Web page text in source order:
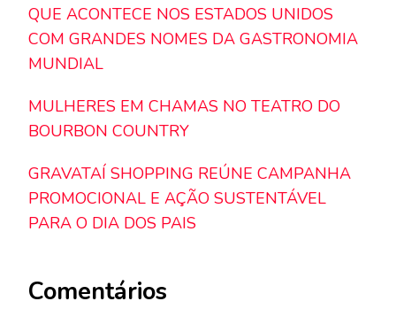
QUE ACONTECE NOS ESTADOS UNIDOS
COM GRANDES NOMES DA GASTRONOMIA
MUNDIAL
MULHERES EM CHAMAS NO TEATRO DO
BOURBON COUNTRY
GRAVATAÍ SHOPPING REÚNE CAMPANHA
PROMOCIONAL E AÇÃO SUSTENTÁVEL
PARA O DIA DOS PAIS
Comentários